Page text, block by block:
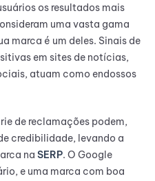
os resultados mais
uma vasta gama
marca é um deles. Sinais de
em sites de notícias,
atuam como endossos
de reclamações podem,
credibilidade, levando a
na SERP. O Google
e uma marca com boa